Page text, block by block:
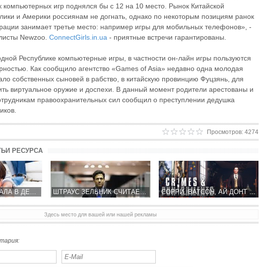
компьютерных игр поднялся бы с 12 на 10 место. Рынок Китайской
и Америки россиянам не догнать, однако по некоторым позициям ранок
занимает третье место: например игры для мобильных телефонов», -
Newzoo. ConnectGirls.in.ua - приятные встречи гарантированы.
Республике компьютерные игры, в частности он-лайн игры пользуются
Как сообщило агентство «Games of Asia» недавно одна молодая
собственных сыновей в рабство, в китайскую провинцию Фуцзянь, для
виртуальное оружие и доспехи. В данный момент родители арестованы и
правоохранительных сил сообщил о преступлении дедушка
Просмотров: 4274
РЕСУРСА
РОССИЯ НЕ ПОПАЛА В ДЕСЯТКУ СТРАН, ПОЛУЧАЮЩИХ СВЕРХПРИБЫЛИ ОТ ПРОДАЖИ ИГР ШТРАУС ЗЕЛЬНИК СЧИТАЕТ ВЫПУСК УСЛОВНО-БЕСПЛАТНЫХ ИГР НЕЦЕЛЕСООБРАЗНЫМ СОРРИ, ВАТСОН, АЙ ДОНТ СПИК РАШН
Здесь место для вашей или нашей рекламы